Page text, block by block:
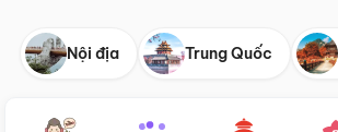
Nội địa Trung Quốc